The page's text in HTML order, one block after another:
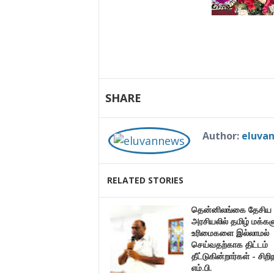
SHARE
Author:
RELATED STORIES
தென்னிலங்கை தேசிய
அரசியலில் தமிழ்
உரிமைகளை இல்லாமல்
செய்வதற்காக திட்டம்
தீட்டுகின்றார்கள் -
எம்.பி.